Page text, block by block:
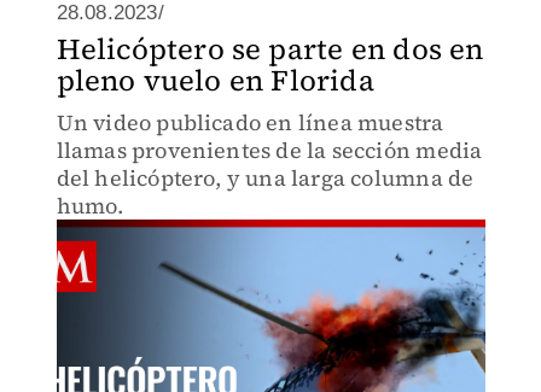
28.08.2023/
Helicóptero se parte en dos en
pleno vuelo en Florida
Un video publicado en línea muestra
llamas provenientes de la sección media
del helicóptero, y una larga columna de
humo.